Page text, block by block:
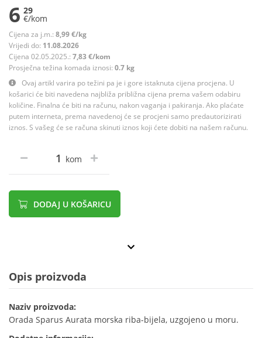
6 29
€/kom
Cijena za j.m.: 8,99 €/kg
Vrijedi do: 11.08.2026
Cijena 02.05.2025.: 7,83 €/kom
Prosječna težina komada iznosi: 0.7 kg
Ovaj artikl varira po težini pa je i gore istaknuta cijena procjena. U
košarici će biti navedena najbliža približna cijena prema vašem odabiru
količine. Finalna će biti na računu, nakon vaganja i pakiranja. Ako plaćate
putem interneta, prema navedenoj će se procjeni samo predautorizirati
iznos. S vašeg će se računa skinuti iznos koji ćete dobiti na našem računu.
kom
DODAJ U KOŠARICU
Opis proizvoda
Naziv proizvoda:
Orada Sparus Aurata morska riba-bijela, uzgojeno u moru.